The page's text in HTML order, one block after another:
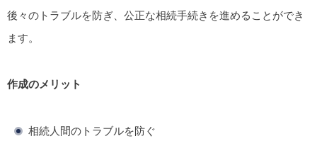
後々のトラブルを防ぎ、公正な相続手続きを進めることができ
ます。
作成のメリット
相続人間のトラブルを防ぐ